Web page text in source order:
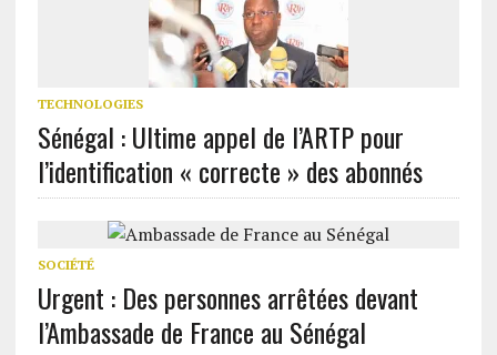
TECHNOLOGIES
Sénégal : Ultime appel de l’ARTP pour
l’identification « correcte » des abonnés
SOCIÉTÉ
Urgent : Des personnes arrêtées devant
l’Ambassade de France au Sénégal